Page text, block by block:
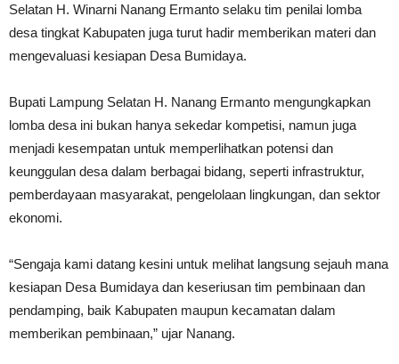
Selatan H. Winarni Nanang Ermanto selaku tim penilai lomba
desa tingkat Kabupaten juga turut hadir memberikan materi dan
mengevaluasi kesiapan Desa Bumidaya.
Bupati Lampung Selatan H. Nanang Ermanto mengungkapkan
lomba desa ini bukan hanya sekedar kompetisi, namun juga
menjadi kesempatan untuk memperlihatkan potensi dan
keunggulan desa dalam berbagai bidang, seperti infrastruktur,
pemberdayaan masyarakat, pengelolaan lingkungan, dan sektor
ekonomi.
“Sengaja kami datang kesini untuk melihat langsung sejauh mana
kesiapan Desa Bumidaya dan keseriusan tim pembinaan dan
pendamping, baik Kabupaten maupun kecamatan dalam
memberikan pembinaan,” ujar Nanang.